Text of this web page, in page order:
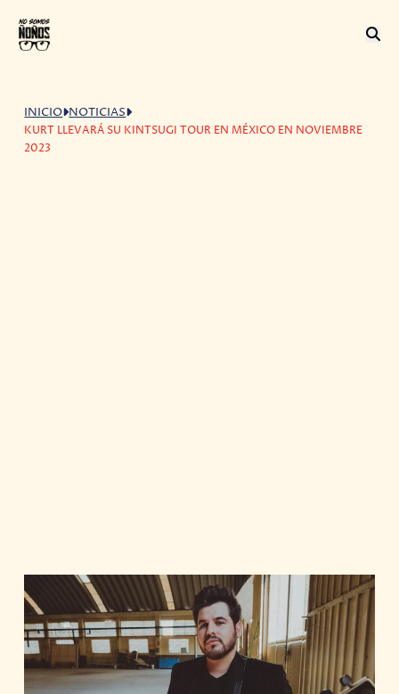
INICIO NOTICIAS
KURT LLEVARÁ SU KINTSUGI TOUR EN MÉXICO EN NOVIEMBRE
2023